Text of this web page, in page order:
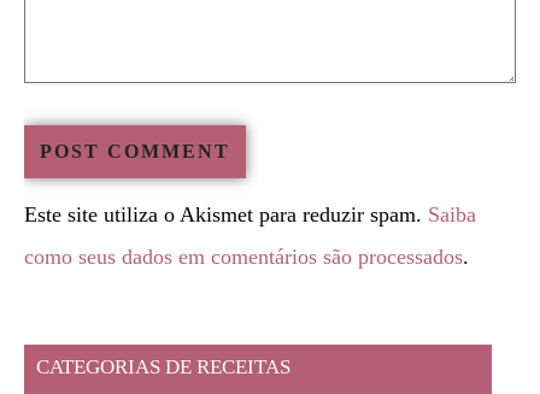
Este site utiliza o Akismet para reduzir spam. Saiba
como seus dados em comentários são processados.
CATEGORIAS DE RECEITAS